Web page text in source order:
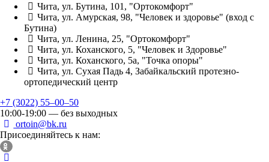
Чита, ул. Бутина, 101, "Ортокомфорт"
Чита, ул. Амурская, 98, "Человек и здоровье" (вход с
Бутина)
Чита, ул. Ленина, 25, "Ортокомфорт"
Чита, ул. Коханского, 5, "Человек и Здоровье"
Чита, ул. Коханского, 5а, "Точка опоры"
Чита, ул. Сухая Падь 4, Забайкальский протезно-
ортопедический центр
+7 (3022) 55‒00‒50
10:00-19:00 — без выходных
ortoin@bk.ru
Присоединяйтесь к нам: